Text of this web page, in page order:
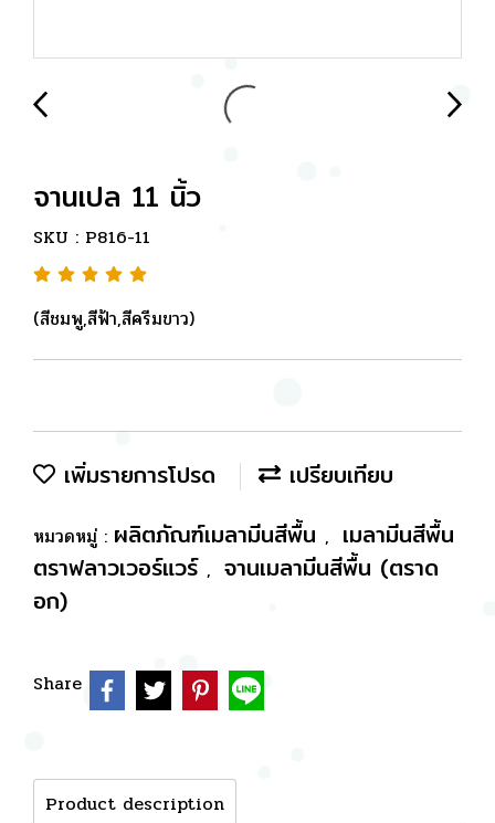
จานเปล 11 นิ้ว
SKU : P816-11
(สีชมพู,สีฟ้า,สีครีมขาว)
เพิ่มรายการโปรด เปรียบเทียบ
หมวดหมู่ : ผลิตภัณฑ์เมลามีนสีพื้น , เมลามีนสีพื้น
ตราฟลาวเวอร์แวร์ , จานเมลามีนสีพื้น (ตราด
อก)
Share
Product description